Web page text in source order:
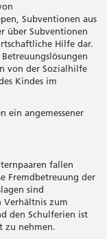
Subventionen aus
über Subventionen
Hilfe dar.
von der Sozialhilfe
Kindes im
ein angemessener
fallen
Fremdbetreuung der
sind
Verhältnis zum
den Schulferien ist
zu nehmen.